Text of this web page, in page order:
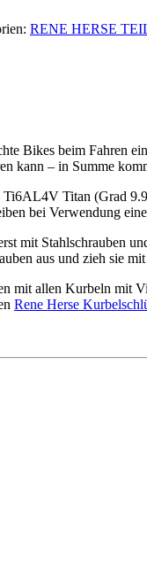
RENE HERSE
Bikes beim Fahren
kann – in Summe
Titan (Grad
bei Verwendung
mit Stahlschrauben
aus und zieh sie
mit allen Kurbeln mit
Rene Herse